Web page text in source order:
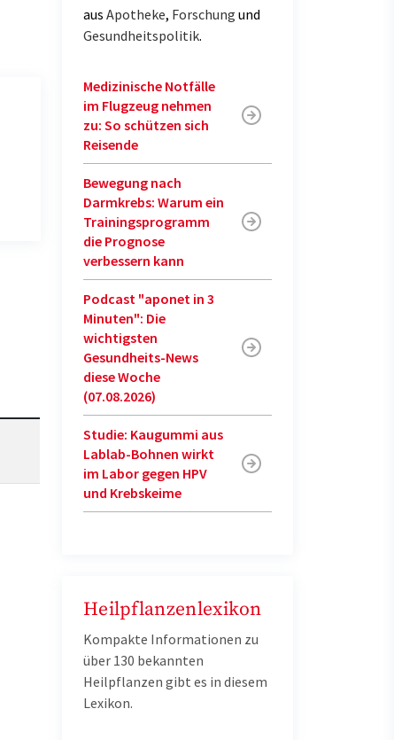
aus Apotheke, Forschung und
Gesundheitspolitik.
Medizinische Notfälle
im Flugzeug nehmen
zu: So schützen sich
Reisende
Bewegung nach
Darmkrebs: Warum ein
Trainingsprogramm
die Prognose
verbessern kann
Podcast "aponet in 3
Minuten": Die
wichtigsten
Gesundheits-News
diese Woche
(07.08.2026)
Studie: Kaugummi aus
Lablab-Bohnen wirkt
im Labor gegen HPV
und Krebskeime
Heilpflanzenlexikon
Kompakte Informationen zu
über 130 bekannten
Heilpflanzen gibt es in diesem
Lexikon.